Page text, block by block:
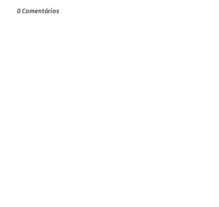
0 Comentários